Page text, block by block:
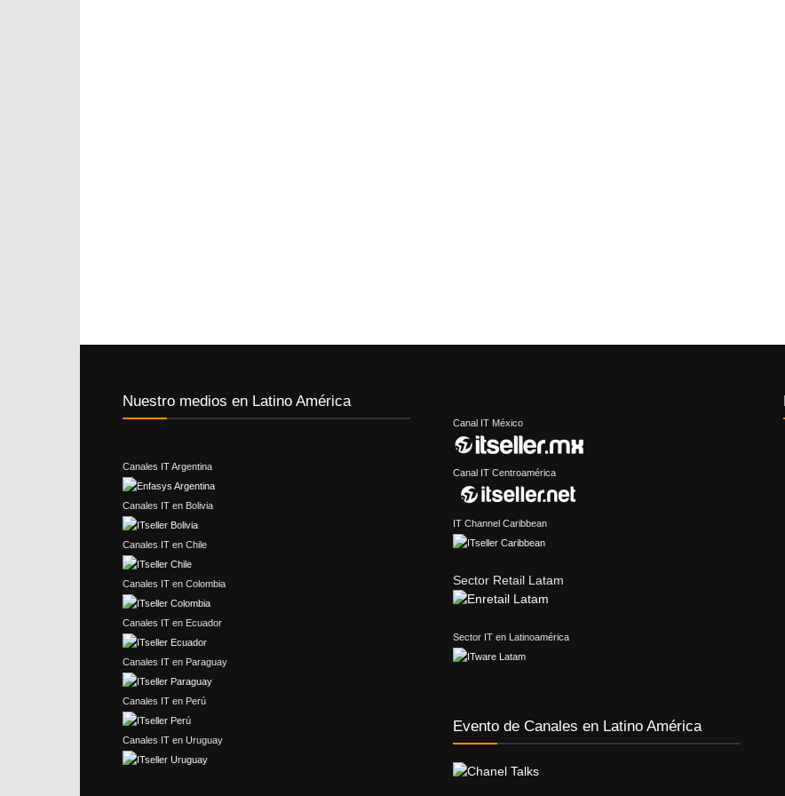
Nuestro medios en Latino América
Canales IT Argentina
Canales IT en Bolivia
Canales IT en Chile
Canales IT en Colombia
Canales IT en Ecuador
Canales IT en Paraguay
Canales IT en Perú
Canales IT en Uruguay
Canal IT México
Canal IT Centroamérica
IT Channel Caribbean
Sector Retail Latam
Sector IT en Latinoamérica
Evento de Canales en Latino América